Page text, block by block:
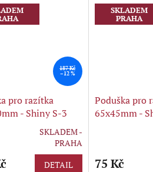
187 Kč
–12 %
pro razítka
- Shiny S-3
SKLADEM -
PRAHA
DETAIL
SKLADEM
PRAHA
Poduška pro
65x45mm -
produktu
75 Kč